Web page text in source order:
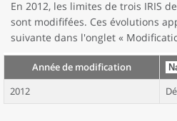
En 2012, les limites de trois IRIS
sont modififées. Ces évolutions
suivante dans l'onglet «
Année de modification
2012